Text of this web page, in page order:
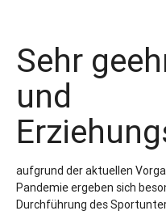
Sehr
und
aufgrund der aktuellen
Pandemie ergeben sich
Durchführung des